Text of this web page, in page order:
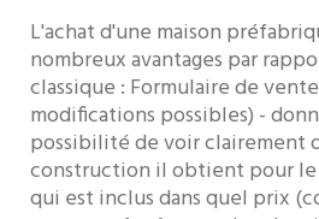
L'achat d'une maison
nombreux avantages par
classique : Formulaire de
modifications possibles) -
possibilité de voir clairement
construction il obtient pour
qui est inclus dans quel prix